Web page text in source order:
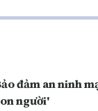
đảm an ninh
người'